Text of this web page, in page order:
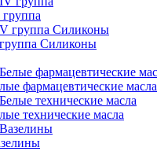
Силиконы
фармацевтические масла
технические масла